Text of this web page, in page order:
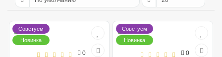
0
Советуем
Новинка
0
Советуем
Новинка